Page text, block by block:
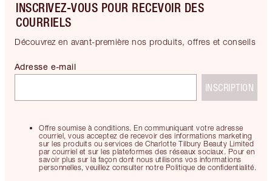
INSCRIVEZ-VOUS POUR RECEVOIR DES
COURRIELS
Découvrez en avant-première nos produits, offres et conseils
Offre soumise à conditions. En communiquant votre adresse
courriel, vous acceptez de recevoir des informations marketing
sur les produits ou services de Charlotte Tilbury Beauty Limited
par courriel et sur les plateformes des réseaux sociaux. Pour en
savoir plus sur la façon dont nous utilisons vos informations
personnelles, veuillez consulter notre Politique de confidentialité.
Adresse e-mail
INSCRIPTION